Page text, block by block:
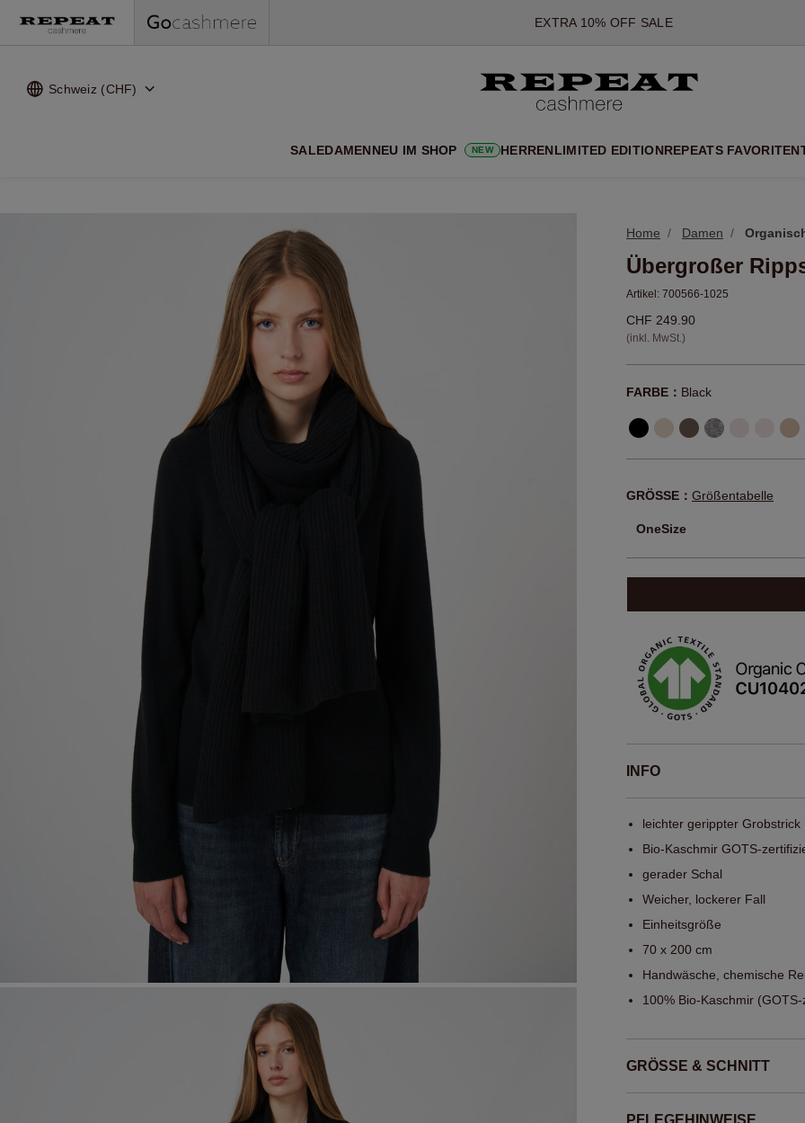
*DIESES ANGEBOT GILT BIS ZUM 12 AUGUST 2026
*GILT NICHT FÜR LIMITED EDITION
*AUSNAHMEN SIND MÖGLICH
NEUE CASHMERE-NEUHEITEN
EXTRA 10% OFF SALE
Schweiz (CHF)
SALEDAMENNEU IM SHOP NEW HERRENLIMITED EDITIONREPEATS FAVORITEN
Home Damen
Übergroßer
Artikel: 700566-1025
CHF 249.90
(inkl. MwSt.)
FARBE： Black
GRÖSSE： Größentabelle
OneSize
INFO
leichter gerippter Grobstrick
Bio-Kaschmir GOTS-
gerader Schal
Weicher, lockerer Fall
Einheitsgröße
70 x 200 cm
Handwäsche, chemische
100% Bio-Kaschmir
GRÖSSE & SCHNITT
PFLEGEHINWEISE